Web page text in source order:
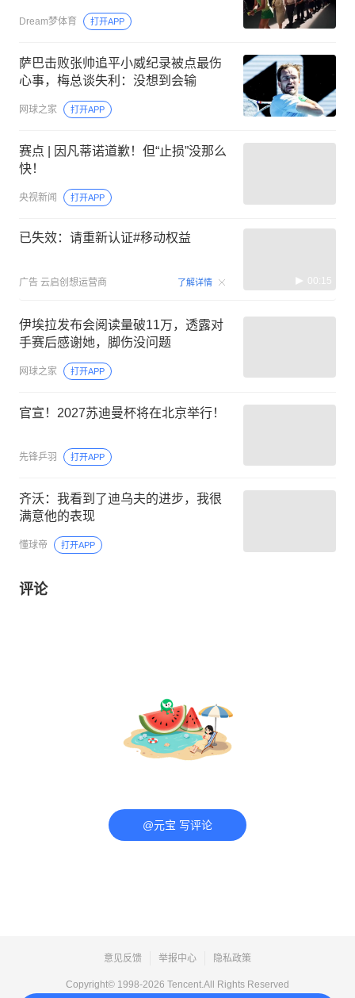
Dream梦体育 打开APP
萨巴击败张帅追平小威纪录被点最伤
心事，梅总谈失利：没想到会输
网球之家 打开APP
赛点 | 因凡蒂诺道歉！但“止损”没那么
快！
央视新闻 打开APP
已失效：请重新认证#移动权益
广告 云启创想运营商 了解详情 00:15
伊埃拉发布会阅读量破11万，透露对
手赛后感谢她，脚伤没问题
网球之家 打开APP
官宣！2027苏迪曼杯将在北京举行！
先锋乒羽 打开APP
齐沃：我看到了迪乌夫的进步，我很
满意他的表现
懂球帝 打开APP
评论
@元宝 写评论
意见反馈 举报中心 隐私政策
Copyright© 1998-2026 Tencent.All Rights Reserved